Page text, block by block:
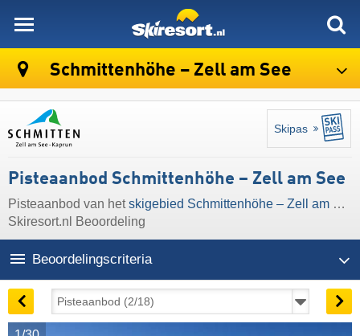
Schmittenhöhe – Zell am See
Skipas
Pisteaanbod Schmittenhöhe – Zell am See
Pisteaanbod van hetskigebied Schmittenhöhe – Zell am See
Skiresort.nl Beoordeling
Beoordelingscriteria